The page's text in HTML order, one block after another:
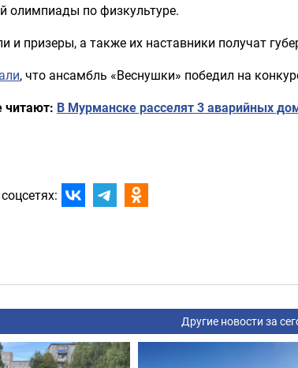
олимпиады по физкультуре.
и призеры, а также их наставники получат
, что ансамбль «Веснушки» победил на
читают: В Мурманске расселят 3 аварийных
Другие новости за